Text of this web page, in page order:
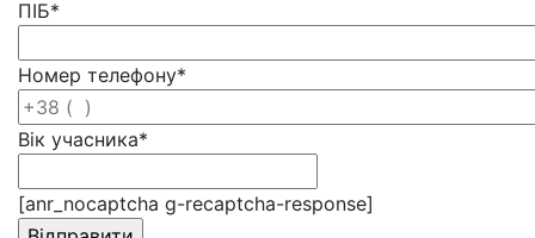
ПІБ*
Номер телефону*
Вік учасника*
[anr_nocaptcha g-recaptcha-response]